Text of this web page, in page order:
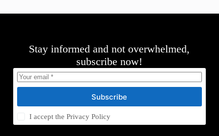
Stay informed and not overwhelmed,
subscribe now!
Subscribe
I accept thePrivacy Policy